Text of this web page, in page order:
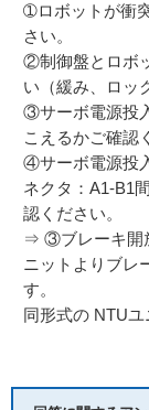
➀ロボットが衝
さい。
②制御盤とロボ
い（緩み、ロッ
③サーボ電源投
こえるかご確認
④サーボ電源投
ネクタ：A1-B1
認ください。
⇒ ③ブレーキ開
ニットよりブレ
す。
同形式の NTUユ